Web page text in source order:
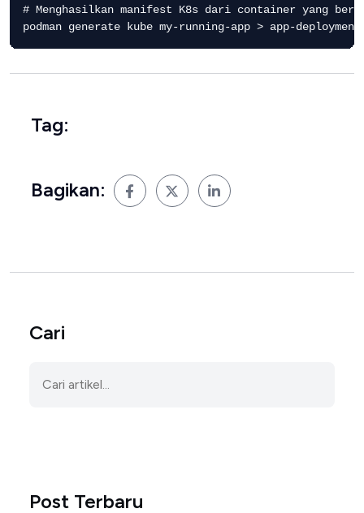
# Menghasilkan manifest K8s dari container yang
Tag:
Bagikan:
Cari
Post Terbaru